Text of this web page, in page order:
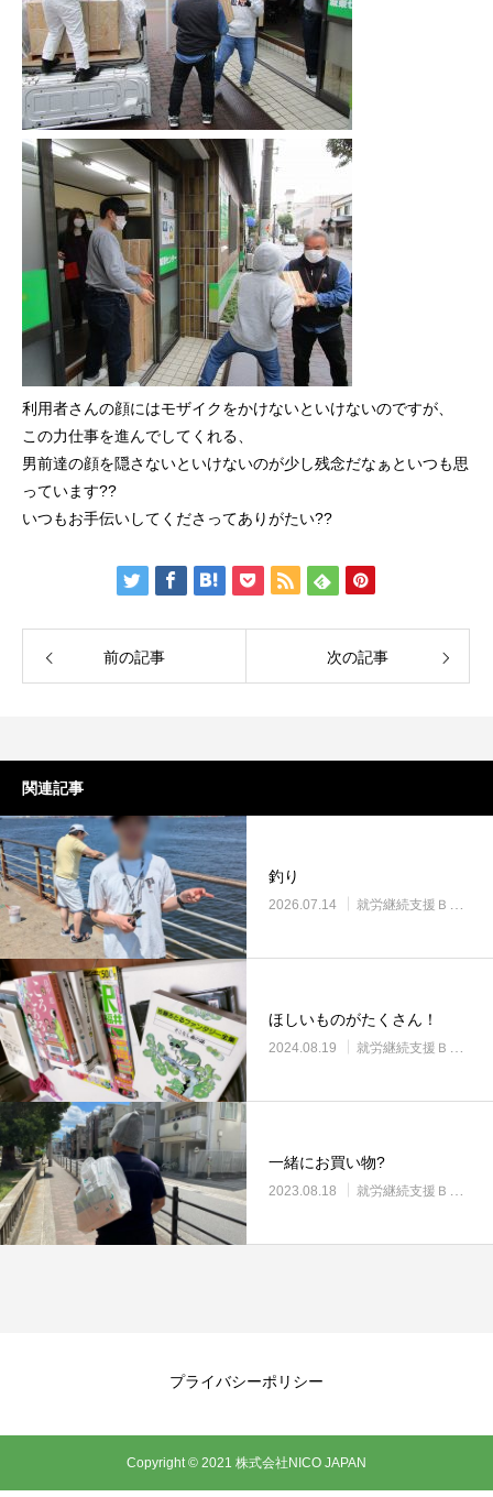
利用者さんの顔にはモザイクをかけないといけないのですが、
この力仕事を進んでしてくれる、
男前達の顔を隠さないといけないのが少し残念だなぁといつも思
っています??
いつもお手伝いしてくださってありがたい??
前の記事 次の記事
関連記事
釣り
2026.07.14 就労継続支援Ｂ型・ニコサービス城東センター
ほしいものがたくさん！
2024.08.19 就労継続支援Ｂ型・ニコサービス城東センター
一緒にお買い物?
2023.08.18 就労継続支援Ｂ型・ニコサービス城東センター
プライバシーポリシー
Copyright © 2021 株式会社NICO JAPAN